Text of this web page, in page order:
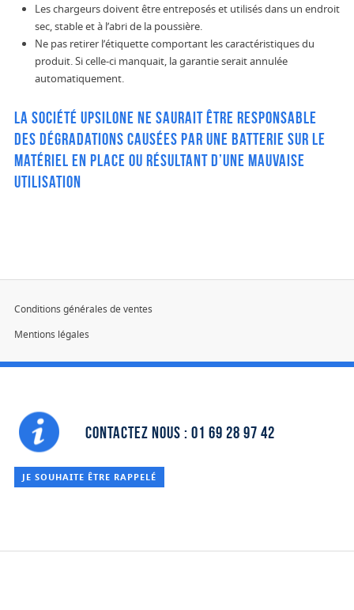
Les chargeurs doivent être entreposés et utilisés dans un endroit
sec, stable et à l’abri de la poussière.
Ne pas retirer l’étiquette comportant les caractéristiques du
produit. Si celle-ci manquait, la garantie serait annulée
automatiquement.
La société UPSILONE ne saurait être responsable
des dégradations causées par une batterie sur le
matériel en place ou résultant d’une mauvaise
utilisation
Conditions générales de ventes
Mentions légales
Devis
Contactez nous : 01 69 28 97 42
JE SOUHAITE ÊTRE RAPPELÉ